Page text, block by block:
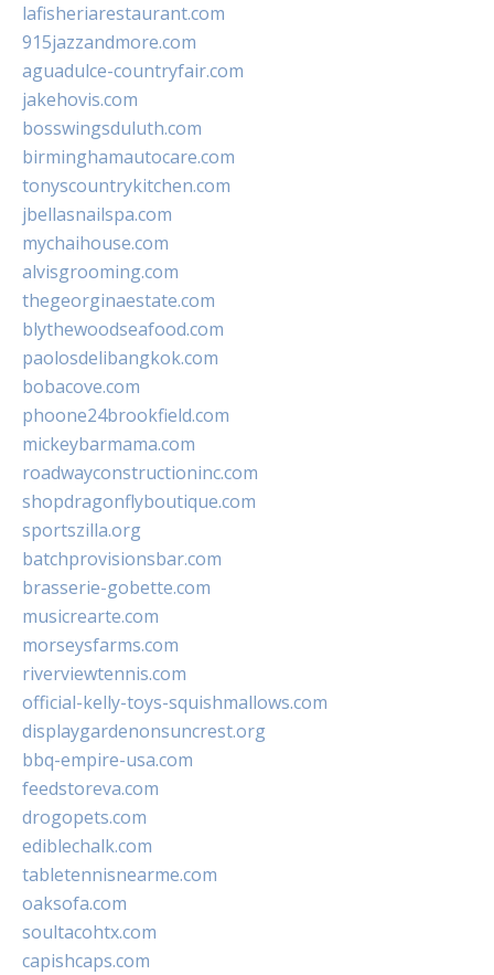
lafisheriarestaurant.com
915jazzandmore.com
aguadulce-countryfair.com
jakehovis.com
bosswingsduluth.com
birminghamautocare.com
tonyscountrykitchen.com
jbellasnailspa.com
mychaihouse.com
alvisgrooming.com
thegeorginaestate.com
blythewoodseafood.com
paolosdelibangkok.com
bobacove.com
phoone24brookfield.com
mickeybarmama.com
roadwayconstructioninc.com
shopdragonflyboutique.com
sportszilla.org
batchprovisionsbar.com
brasserie-gobette.com
musicrearte.com
morseysfarms.com
riverviewtennis.com
official-kelly-toys-squishmallows.com
displaygardenonsuncrest.org
bbq-empire-usa.com
feedstoreva.com
drogopets.com
ediblechalk.com
tabletennisnearme.com
oaksofa.com
soultacohtx.com
capishcaps.com